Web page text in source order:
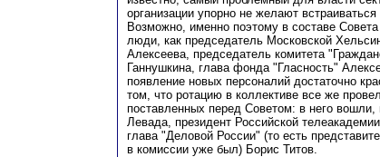
организации упорно не желают встраиваться
Возможно, именно поэтому в составе
люди, как председатель Московской
Алексеева, председатель комитета
Ганнушкина, глава фонда "Гласность"
появление новых персоналий достаточно
том, что ротацию в коллективе все же
поставленных перед Советом: в него
Левада, президент Российской
глава "Деловой России" (то есть
в комиссии уже был) Борис Титов.